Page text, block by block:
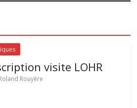
visite LOHR
Rouyère